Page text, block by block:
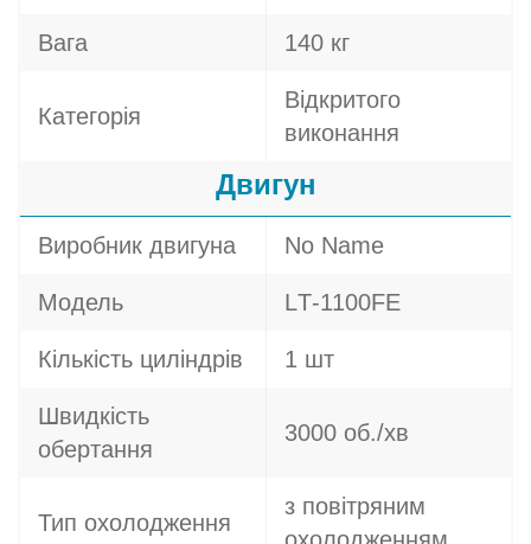
Вага 140 кг
Категорія
Відкритого
виконання
Двигун
Виробник двигуна No Name
Модель LТ-1100FE
Кількість циліндрів 1 шт
Швидкість
обертання
3000 об./хв
Тип охолодження
з повітряним